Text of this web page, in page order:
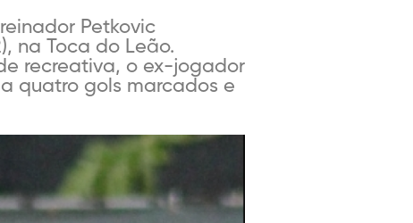
Petkovic
na Toca do Leão.
recreativa, o ex-jogador
quatro gols marcados e